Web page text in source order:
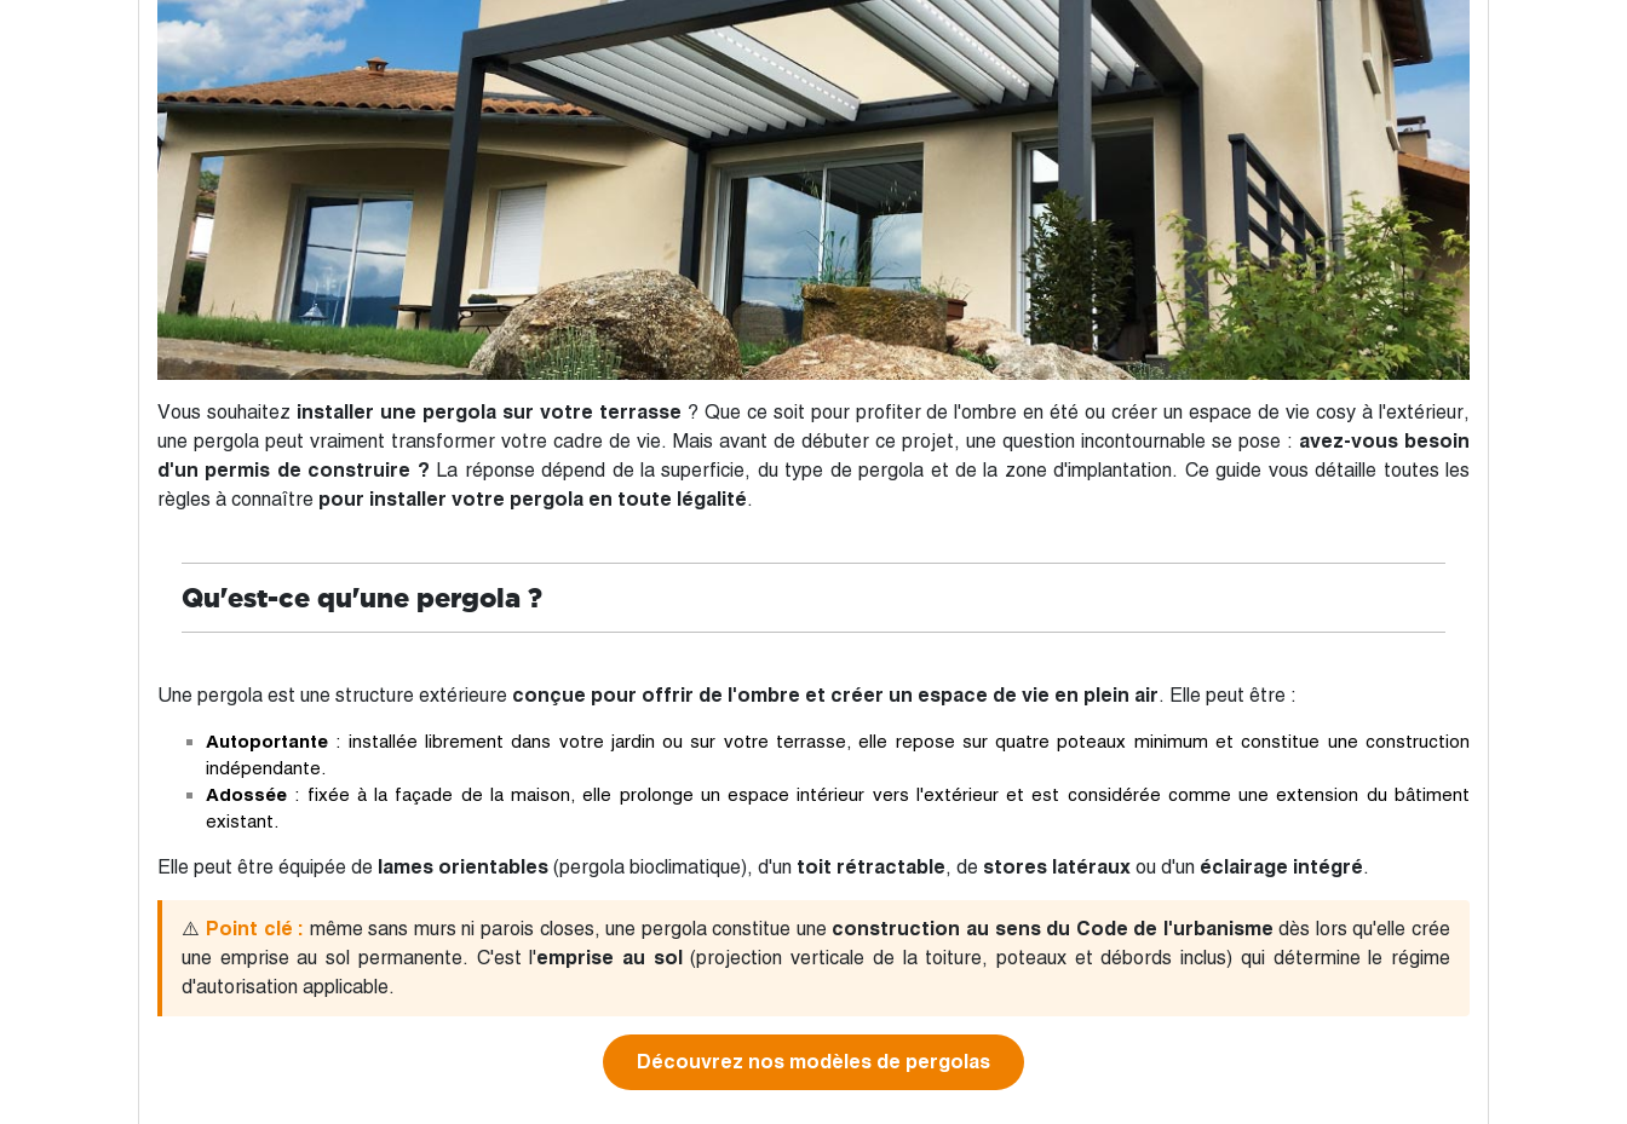
Vous souhaitez installer une pergola sur votre terrasse ? Que ce soit pour profiter de l'ombre en été ou créer un espace de vie cosy à l'extérieur,
une pergola peut vraiment transformer votre cadre de vie. Mais avant de débuter ce projet, une question incontournable se pose : avez-vous besoin
d'un permis de construire ? La réponse dépend de la superficie, du type de pergola et de la zone d'implantation. Ce guide vous détaille toutes les
règles à connaître pour installer votre pergola en toute légalité.
Qu'est-ce qu'une pergola ?
Une pergola est une structure extérieure conçue pour offrir de l'ombre et créer un espace de vie en plein air. Elle peut être :
Autoportante : installée librement dans votre jardin ou sur votre terrasse, elle repose sur quatre poteaux minimum et constitue une construction
indépendante.
Adossée : fixée à la façade de la maison, elle prolonge un espace intérieur vers l'extérieur et est considérée comme une extension du bâtiment
existant.
Elle peut être équipée de lames orientables (pergola bioclimatique), d'un toit rétractable, de stores latéraux ou d'un éclairage intégré.
⚠️ Point clé : même sans murs ni parois closes, une pergola constitue une construction au sens du Code de l'urbanisme dès lors qu'elle crée
une emprise au sol permanente. C'est l'emprise au sol (projection verticale de la toiture, poteaux et débords inclus) qui détermine le régime
d'autorisation applicable.
Découvrez nos modèles de pergolas